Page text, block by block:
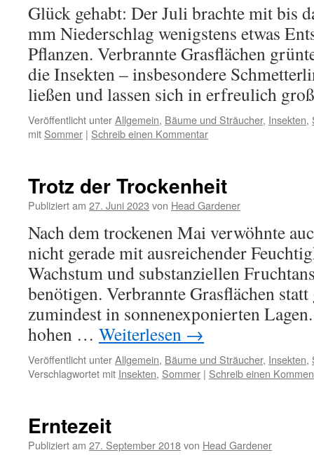
Glück gehabt: Der Juli brachte mit bis
mm Niederschlag wenigstens etwas
Pflanzen. Verbrannte Grasflächen
die Insekten – insbesondere
ließen und lassen sich in erfreulich
Veröffentlicht unterAllgemein, Bäume und Sträucher, Insekten,
mit Sommer | Schreib einen Kommentar
Trotz der Trockenheit
Publiziert am 27. Juni 2023 von Head Gardener
Nach dem trockenen Mai verwöhnte
nicht gerade mit ausreichender
Wachstum und substanziellen
benötigen. Verbrannte Grasflächen
zumindest in sonnenexponierten
hohen … Weiterlesen →
Veröffentlicht unterAllgemein, Bäume und Sträucher, Insekten,
Verschlagwortet mit Insekten, Sommer | Schreib einen
Erntezeit
Publiziert am 27. September 2018von Head Gardener